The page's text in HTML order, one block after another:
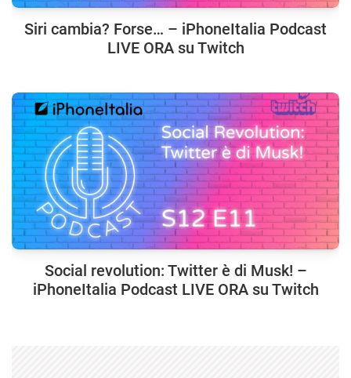
Siri cambia? Forse… – iPhoneItalia Podcast
LIVE ORA su Twitch
Social revolution: Twitter è di Musk! –
iPhoneItalia Podcast LIVE ORA su Twitch